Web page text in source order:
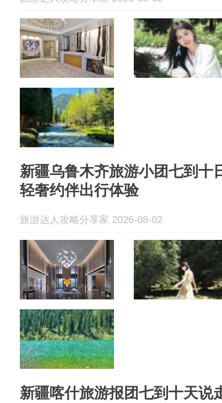
新疆乌鲁木齐旅游小团七到十
轻奢约伴出行体验
旅游达人攻略分享家 2026-08-02
新疆喀什旅游报团七到十天说